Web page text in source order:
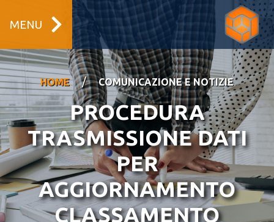
MENU
HOME / COMUNICAZIONE E NOTIZIE
PROCEDURA
TRASMISSIONE DATI
PER
AGGIORNAMENTO
CLASSAMENTO